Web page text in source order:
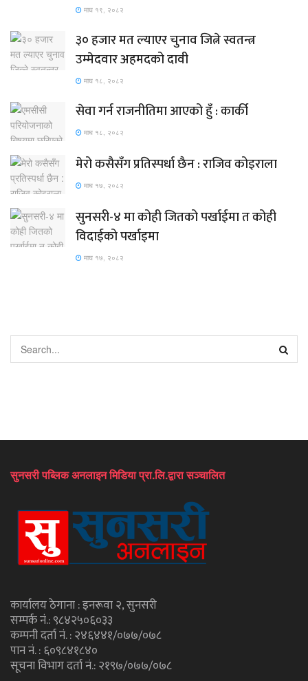
माघ १९, २०८२
३० हजार मत ल्याएर चुनाव जित्ने स्वतन्त्र
उम्मेदवार अहमदको दावी
माघ १८, २०८२
सेवा गर्न राजनीतिमा आएको हुँ : कार्की
माघ १८, २०८२
मेरो कसैसँग प्रतिस्पर्धा छैन : राजिव कोइराला
माघ १७, २०८२
सुनसरी-४ मा कोही जितको पर्खाईमा त कोही
विदाईको पर्खाइमा
माघ १७, २०८२
सुनसरी पब्लिक अनलाइन मिडिया प्रा.लि.द्वारा सञ्चालित
कार्यालय ठेगाना : इनरूवा २, सुनसरी
सम्पर्क नं.: ९८४२५०६०३३
कम्पनी दर्ता नं. : २४६४४१/०७७/०७८
पान नं. : ६०९८४१८४०
सूचना विभाग दर्ता नं.: २१९७/०७७/०७८